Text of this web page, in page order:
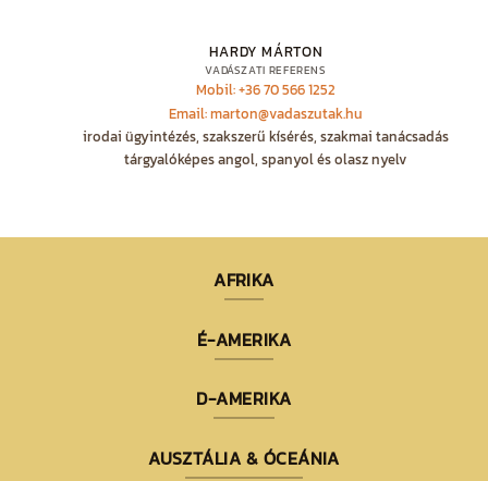
HARDY MÁRTON
VADÁSZATI REFERENS
Mobil: +36 70 566 1252
Email: marton@vadaszutak.hu
irodai ügyintézés, szakszerű kísérés, szakmai tanácsadás
tárgyalóképes angol, spanyol és olasz nyelv
AFRIKA
É-AMERIKA
D-AMERIKA
AUSZTÁLIA & ÓCEÁNIA